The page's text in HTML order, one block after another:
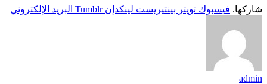
شاركها. فيسبوك تويتر بينتيريست لينكدإن Tumblr البريد الإلكتروني
admin